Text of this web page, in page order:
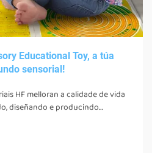
Educational Toy, a túa
sensorial!
HF melloran a calidade de vida
diseñando e producindo
non só estimulan os seus